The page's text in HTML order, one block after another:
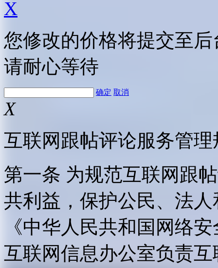
X
您修改的价格将提交至
请耐心等待
确定 取消
X
互联网跟帖评论服务管理
第一条 为规范互联网跟
共利益，保护公民、法
《中华人民共和国网络
互联网信息办公室负责